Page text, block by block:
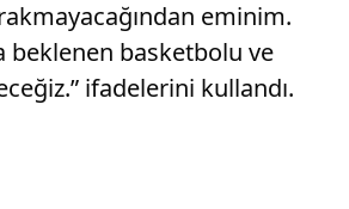
eminim.
beklenen basketbolu ve
ifadelerini kullandı.